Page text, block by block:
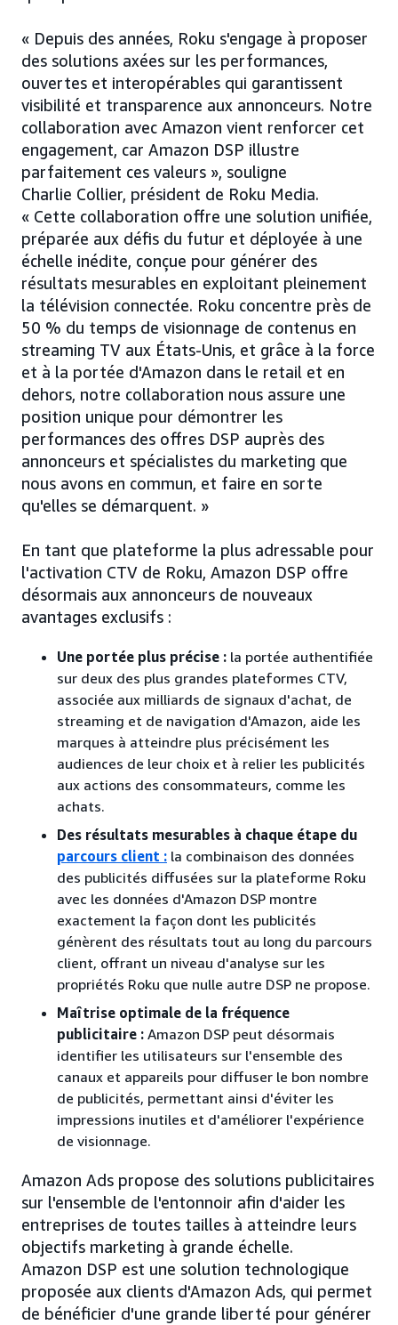
« Depuis des années, Roku s'engage à proposer
des solutions axées sur les performances,
ouvertes et interopérables qui garantissent
visibilité et transparence aux annonceurs. Notre
collaboration avec Amazon vient renforcer cet
engagement, car Amazon DSP illustre
parfaitement ces valeurs », souligne
Charlie Collier, président de Roku Media.
« Cette collaboration offre une solution unifiée,
préparée aux défis du futur et déployée à une
échelle inédite, conçue pour générer des
résultats mesurables en exploitant pleinement
la télévision connectée. Roku concentre près de
50 % du temps de visionnage de contenus en
streaming TV aux États-Unis, et grâce à la force
et à la portée d'Amazon dans le retail et en
dehors, notre collaboration nous assure une
position unique pour démontrer les
performances des offres DSP auprès des
annonceurs et spécialistes du marketing que
nous avons en commun, et faire en sorte
qu'elles se démarquent. »
En tant que plateforme la plus adressable pour
l'activation CTV de Roku, Amazon DSP offre
désormais aux annonceurs de nouveaux
avantages exclusifs :
Une portée plus précise : la portée authentifiée
sur deux des plus grandes plateformes CTV,
associée aux milliards de signaux d'achat, de
streaming et de navigation d'Amazon, aide les
marques à atteindre plus précisément les
audiences de leur choix et à relier les publicités
aux actions des consommateurs, comme les
achats.
Des résultats mesurables à chaque étape du
parcours client : la combinaison des données
des publicités diffusées sur la plateforme Roku
avec les données d'Amazon DSP montre
exactement la façon dont les publicités
génèrent des résultats tout au long du parcours
client, offrant un niveau d'analyse sur les
propriétés Roku que nulle autre DSP ne propose.
Maîtrise optimale de la fréquence
publicitaire : Amazon DSP peut désormais
identifier les utilisateurs sur l'ensemble des
canaux et appareils pour diffuser le bon nombre
de publicités, permettant ainsi d'éviter les
impressions inutiles et d'améliorer l'expérience
de visionnage.
Amazon Ads propose des solutions publicitaires
sur l'ensemble de l'entonnoir afin d'aider les
entreprises de toutes tailles à atteindre leurs
objectifs marketing à grande échelle.
Amazon DSP est une solution technologique
proposée aux clients d'Amazon Ads, qui permet
de bénéficier d'une grande liberté pour générer